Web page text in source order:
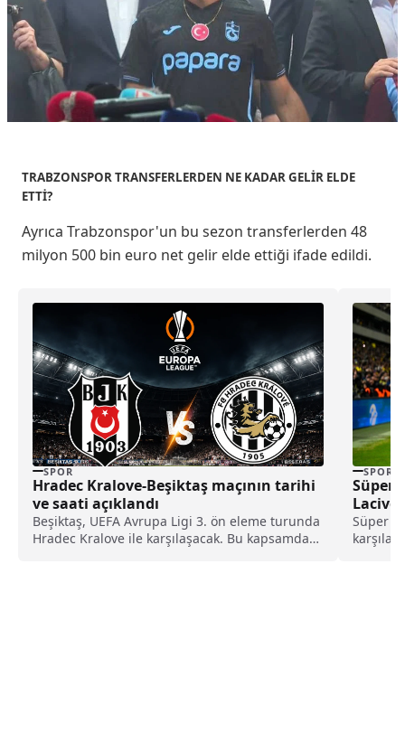
TRABZONSPOR TRANSFERLERDEN NE KADAR GELİR ELDE
ETTİ?
Ayrıca Trabzonspor'un bu sezon transferlerden 48
milyon 500 bin euro net gelir elde ettiği ifade edildi.
SPOR
Hradec Kralove-Beşiktaş maçının tarihi
ve saati açıklandı
Beşiktaş, UEFA Avrupa Ligi 3. ön eleme turunda
Hradec Kralove ile karşılaşacak. Bu kapsamda
SPOR
Süper
Süper